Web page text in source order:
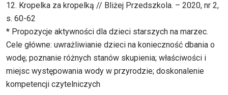
12. Kropelka za kropelką // Bliżej Przedszkola. – 2020, nr 2,
s. 60-62
* Propozycje aktywności dla dzieci starszych na marzec.
Cele główne: uwrażliwianie dzieci na konieczność dbania o
wodę; poznanie różnych stanów skupienia; właściwości i
miejsc występowania wody w przyrodzie; doskonalenie
kompetencji czytelniczych